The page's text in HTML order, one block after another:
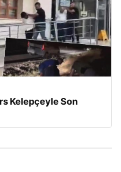
Kelepçeyle Son